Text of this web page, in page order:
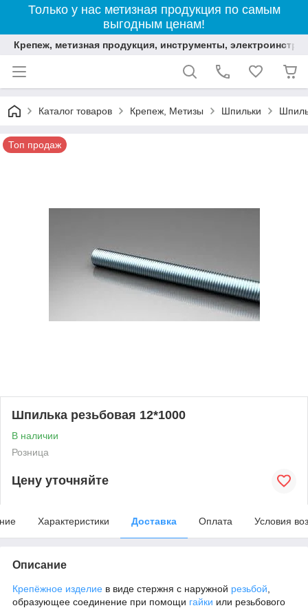
Только у нас метизная продукция по самым
выгодным ценам!
Крепеж, метизная продукция, инструменты,
Каталог товаров Крепеж, Метизы Шпильки
Топ продаж
Шпилька резьбовая 12*1000
В наличии
Розница
Цену уточняйте
Характеристики Доставка Оплата Условия
Описание
Крепёжное изделие в виде стержня с наружной резьбой
образующее соединение при помощи гайки или резьбового